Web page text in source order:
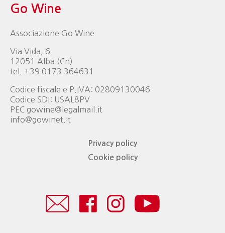
Go Wine
Associazione Go Wine
Via Vida, 6
12051 Alba (Cn)
tel. +39 0173 364631
Codice fiscale e P.IVA: 02809130046
Codice SDI: USAL8PV
PEC gowine@legalmail.it
info@gowinet.it
Privacy policy
Cookie policy